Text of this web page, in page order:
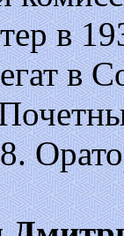
в
в